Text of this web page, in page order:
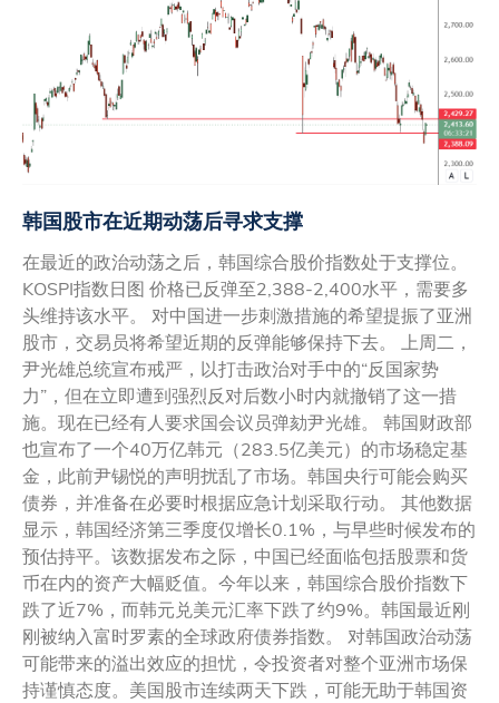
韩国股市在近期动荡后寻求支撑
在最近的政治动荡之后，韩国综合股价指数处于支撑位。
KOSPI指数日图 价格已反弹至2,388-2,400水平，需要多
头维持该水平。 对中国进一步刺激措施的希望提振了亚洲
股市，交易员将希望近期的反弹能够保持下去。 上周二，
尹光雄总统宣布戒严，以打击政治对手中的“反国家势
力”，但在立即遭到强烈反对后数小时内就撤销了这一措
施。现在已经有人要求国会议员弹劾尹光雄。 韩国财政部
也宣布了一个40万亿韩元（283.5亿美元）的市场稳定基
金，此前尹锡悦的声明扰乱了市场。韩国央行可能会购买
债券，并准备在必要时根据应急计划采取行动。 其他数据
显示，韩国经济第三季度仅增长0.1%，与早些时候发布的
预估持平。该数据发布之际，中国已经面临包括股票和货
币在内的资产大幅贬值。今年以来，韩国综合股价指数下
跌了近7%，而韩元兑美元汇率下跌了约9%。韩国最近刚
刚被纳入富时罗素的全球政府债券指数。 对韩国政治动荡
可能带来的溢出效应的担忧，令投资者对整个亚洲市场保
持谨慎态度。美国股市连续两天下跌，可能无助于韩国资